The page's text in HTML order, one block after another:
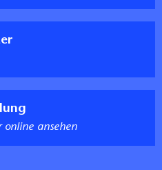
online ansehen